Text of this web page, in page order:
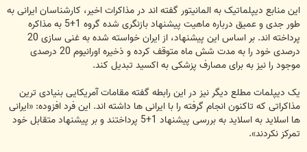
این منابع دیپلماتیک به المانیتور گفته اند در مذاکرات اخیر، کارشناسان ایرانی به
طور جدی و عمیق درباره ماهیت پیشنهاد بازنگری شده گروه 1+5 به مذاکره
پرداخته اند. بر اساس این پیشنهاد، از ایران خواسته شده به غنی سازی 20
درصدی خود را به مدت شش ماه متوقف کرده و ذخیره اورانیوم 20 درصدی
موجود را نیز به برای مصارف پزشکی به اکسید تبدیل کند.
یک دیپلمات مطلع دیگر نیز در این رابطه گفته مقامات آمریکایی بنیادی ترین
مذاکراتی که تاکنون انجام گرفته را با ایرانی ها داشته اند. این فرد افزوده: «ایرانی
ها اسلاید به اسلاید به بررسی پیشنهاد 1+5 پرداختند و بر پیشنهاد متقابل خود
تمرکز نکردند».